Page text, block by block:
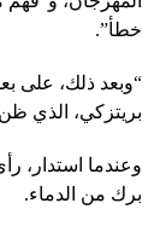
خطأ”.
“وبعد ذلك، على
بريتزكي، الذي
وعندما استدار،
برك من الدماء.